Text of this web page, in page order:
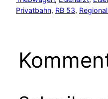
Privatbahn, RB 53,